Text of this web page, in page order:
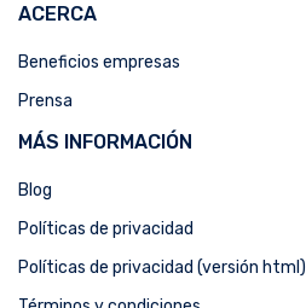
ACERCA
Beneficios empresas
Prensa
MÁS INFORMACIÓN
Blog
Políticas de privacidad
Políticas de privacidad (versión html)